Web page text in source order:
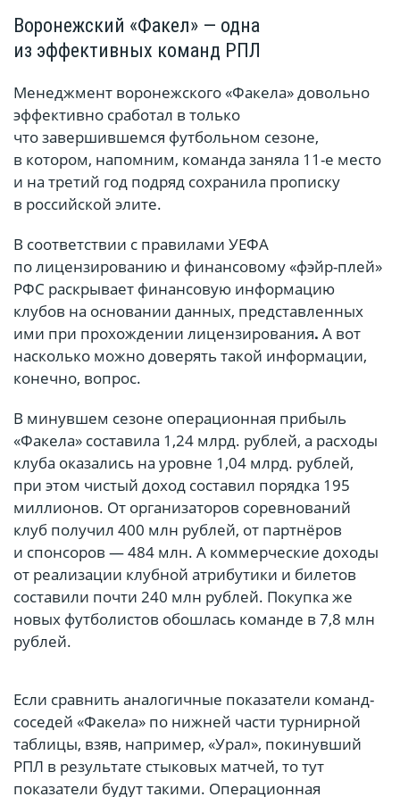
Воронежский «Факел» — одна
из эффективных команд РПЛ
Менеджмент воронежского «Факела» довольно
эффективно сработал в только
что завершившемся футбольном сезоне,
в котором, напомним, команда заняла 11-е место
и на третий год подряд сохранила прописку
в российской элите.
В соответствии с правилами УЕФА
по лицензированию и финансовому «фэйр-плей»
РФС раскрывает финансовую информацию
клубов на основании данных, представленных
ими при прохождении лицензирования. А вот
насколько можно доверять такой информации,
конечно, вопрос.
В минувшем сезоне операционная прибыль
«Факела» составила 1,24 млрд. рублей, а расходы
клуба оказались на уровне 1,04 млрд. рублей,
при этом чистый доход составил порядка 195
миллионов. От организаторов соревнований
клуб получил 400 млн рублей, от партнёров
и спонсоров — 484 млн. А коммерческие доходы
от реализации клубной атрибутики и билетов
составили почти 240 млн рублей. Покупка же
новых футболистов обошлась команде в 7,8 млн
рублей.
Если сравнить аналогичные показатели команд-
соседей «Факела» по нижней части турнирной
таблицы, взяв, например, «Урал», покинувший
РПЛ в результате стыковых матчей, то тут
показатели будут такими. Операционная